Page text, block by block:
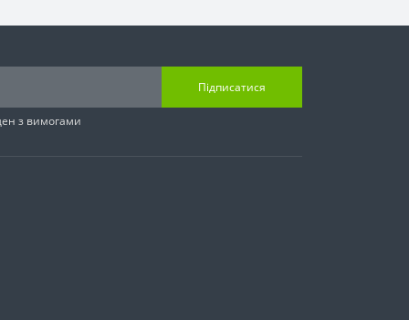
Підписатися
з вимогами